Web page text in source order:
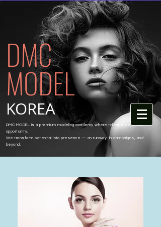
DMC
MODEL
KOREA
DMC MODEL is a premium modeling academy where talent meets real
opportunity.
We transform potential into presence — on runway, in campaigns, and
beyond.